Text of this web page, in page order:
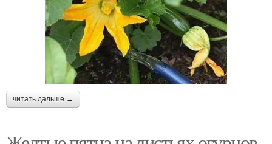
читать дальше →